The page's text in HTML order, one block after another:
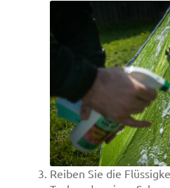
Reiben Sie die